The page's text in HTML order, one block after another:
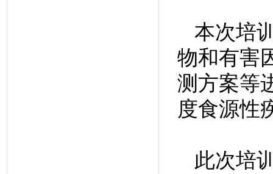
本次培
物和有害
测方案等
度食源性
此次培